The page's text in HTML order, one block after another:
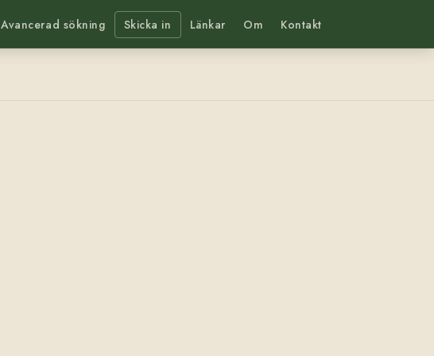
Avancerad sökning Skicka in Länkar Om Kontakt